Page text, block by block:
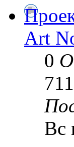
Art
0
Вс